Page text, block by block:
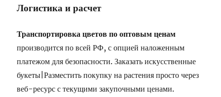
Логистика и расчет
Транспортировка цветов по оптовым ценам
производится по всей РФ, с опцией наложенным
платежом для безопасности. Заказать искусственные
букеты|Разместить покупку на растения просто через
веб-ресурс с текущими закупочными ценами.